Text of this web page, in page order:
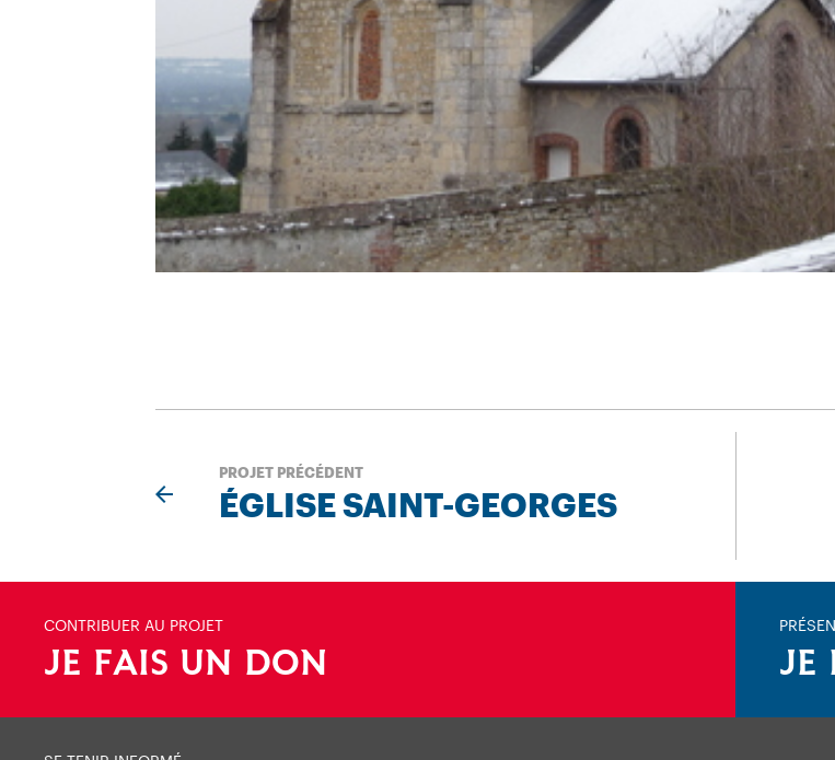
PROJET PRÉCÉDENT
ÉGLISE SAINT-GEORGES
CONTRIBUER AU PROJET
JE FAIS UN DON JE